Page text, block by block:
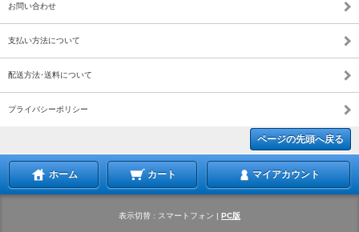
お問い合わせ
支払い方法について
配送方法･送料について
プライバシーポリシー
ページの先頭へ戻る
ホーム カート マイアカウント
表示切替 : スマートフォン | PC版